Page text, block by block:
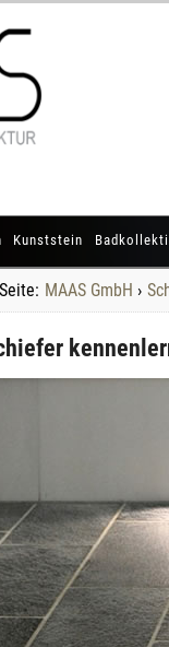
Kunststein
MAAS GmbH ›